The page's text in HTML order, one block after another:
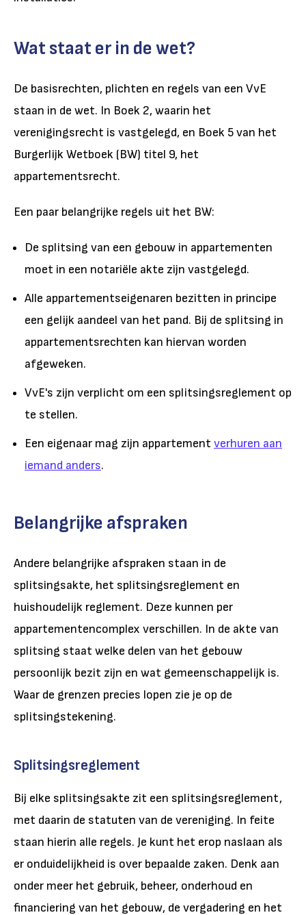
Wat staat er in de wet?
De basisrechten, plichten en regels van een VvE
staan in de wet. In Boek 2, waarin het
verenigingsrecht is vastgelegd, en Boek 5 van het
Burgerlijk Wetboek (BW) titel 9, het
appartementsrecht.
Een paar belangrijke regels uit het BW:
De splitsing van een gebouw in appartementen
moet in een notariële akte zijn vastgelegd.
Alle appartementseigenaren bezitten in principe
een gelijk aandeel van het pand. Bij de splitsing in
appartementsrechten kan hiervan worden
afgeweken.
VvE's zijn verplicht om een splitsingsreglement op
te stellen.
Een eigenaar mag zijn appartement verhuren aan
iemand anders.
Belangrijke afspraken
Andere belangrijke afspraken staan in de
splitsingsakte, het splitsingsreglement en
huishoudelijk reglement. Deze kunnen per
appartementencomplex verschillen. In de akte van
splitsing staat welke delen van het gebouw
persoonlijk bezit zijn en wat gemeenschappelijk is.
Waar de grenzen precies lopen zie je op de
splitsingstekening.
Splitsingsreglement
Bij elke splitsingsakte zit een splitsingsreglement,
met daarin de statuten van de vereniging. In feite
staan hierin alle regels. Je kunt het erop naslaan als
er onduidelijkheid is over bepaalde zaken. Denk aan
onder meer het gebruik, beheer, onderhoud en
financiering van het gebouw, de vergadering en het